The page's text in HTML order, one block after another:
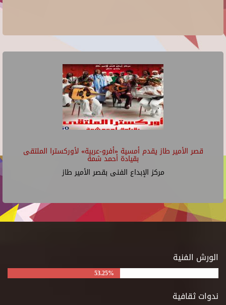
قصر الأمير طاز يقدم أمسية «أفرو-عربية» لأوركسترا الملتقى
بقيادة أحمد شمة
مركز الإبداع الفنى بقصر الأمير طاز
الورش الفنية
53.25%
ندوات ثقافية